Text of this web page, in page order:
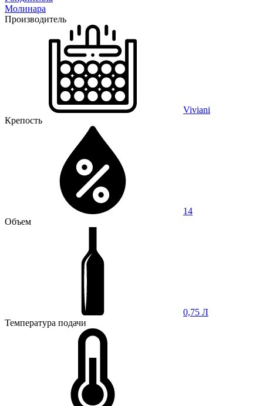
Молинара
Производитель
Viviani
Крепость
14
Объем
0,75 Л
Температура подачи